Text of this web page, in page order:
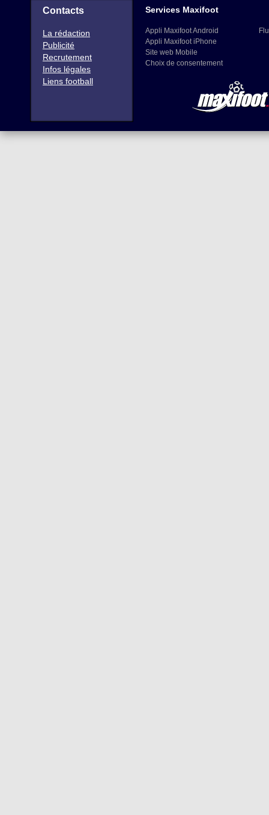
Contacts
La rédaction
Publicité
Recrutement
Infos légales
Liens football
Services Maxifoot
Appli Maxifoot Android
Appli Maxifoot iPhone
Site web Mobile
Choix de consentement